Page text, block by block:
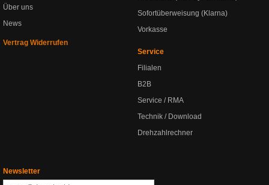
Über uns
News
Vertrag Widerrufen
Sofortüberweisung (Klarna)
Vorkasse
Service
Filialen
B2B
Service / RMA
Technik / Download
Drehzahlrechner
Newsletter